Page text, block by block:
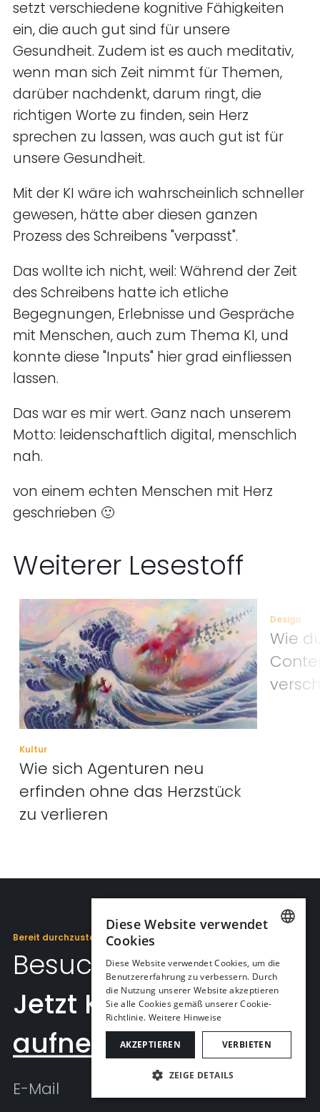
setzt verschiedene kognitive Fähigkeiten
ein, die auch gut sind für unsere
Gesundheit. Zudem ist es auch meditativ,
wenn man sich Zeit nimmt für Themen,
darüber nachdenkt, darum ringt, die
richtigen Worte zu finden, sein Herz
sprechen zu lassen, was auch gut ist für
unsere Gesundheit.
Mit der KI wäre ich wahrscheinlich schneller
gewesen, hätte aber diesen ganzen
Prozess des Schreibens "verpasst".
Das wollte ich nicht, weil: Während der Zeit
des Schreibens hatte ich etliche
Begegnungen, Erlebnisse und Gespräche
mit Menschen, auch zum Thema KI, und
konnte diese "Inputs" hier grad einfliessen
lassen.
Das war es mir wert. Ganz nach unserem
Motto: leidenschaftlich digital, menschlich
nah.
von einem echten Menschen mit Herz
geschrieben 🙂
Weiterer Lesestoff
Kultur
Wie sich Agenturen neu
erfinden ohne das Herzstück
zu verlieren
Bereit durchzustarten?
Besuche uns auf ein🍧
Jetzt Kontakt
aufnehmen
ENGLISH
Diese Website verwendet
Cookies
Diese Website verwendet Cookies, um die
Benutzererfahrung zu verbessern. Durch
die Nutzung unserer Website akzeptieren
Sie alle Cookies gemäß unserer Cookie-
Richtlinie. Weitere Hinweise
AKZEPTIEREN VERBIETEN
ZEIGE DETAILS